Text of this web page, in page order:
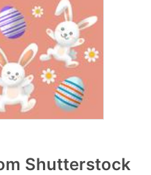
Shutterstock